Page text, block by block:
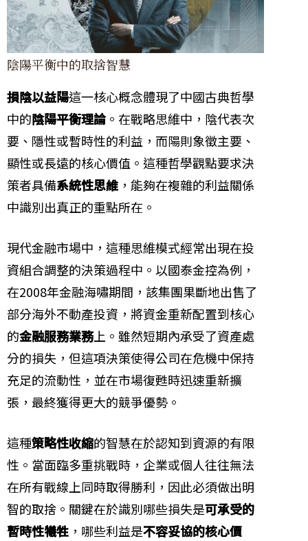
陰陽平衡中的取捨智慧
損陰以益陽這一核心概念體現了中國古典哲學
中的陰陽平衡理論。在戰略思維中，陰代表次
要、隱性或暫時性的利益，而陽則象徵主要、
顯性或長遠的核心價值。這種哲學觀點要求決
策者具備系統性思維 ，能夠在複雜的利益關係
中識別出真正的重點所在。
現代金融市場中，這種思維模式經常出現在投
資組合調整的決策過程中。以國泰金控為例，
在2008年金融海嘯期間，該集團果斷地出售了
部分海外不動產投資，將資金重新配置到核心
的金融服務業務上。雖然短期內承受了資產處
分的損失，但這項決策使得公司在危機中保持
充足的流動性，並在市場復甦時迅速重新擴
張，最終獲得更大的競爭優勢。
這種策略性收縮的智慧在於認知到資源的有限
性。當面臨多重挑戰時，企業或個人往往無法
在所有戰線上同時取得勝利，因此必須做出明
智的取捨。關鍵在於識別哪些損失是可承受的
暫時性犧牲 ，哪些利益是不容妥協的核心價